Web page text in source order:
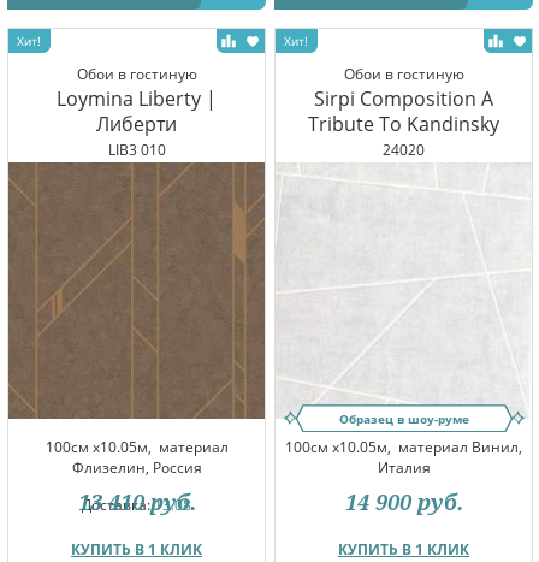
Обои в гостиную
Loymina Liberty |
Либерти
LIB3 010
100см x10.05м, материал
Флизелин, Россия
Доставка:13.08
КУПИТЬ В 1 КЛИК
13 410 руб.
Обои в гостиную
Sirpi Composition A
Tribute To Kandinsky
24020
Образец в шоу-руме
100см x10.05м, материал Винил,
Италия
КУПИТЬ В 1 КЛИК
14 900 руб.